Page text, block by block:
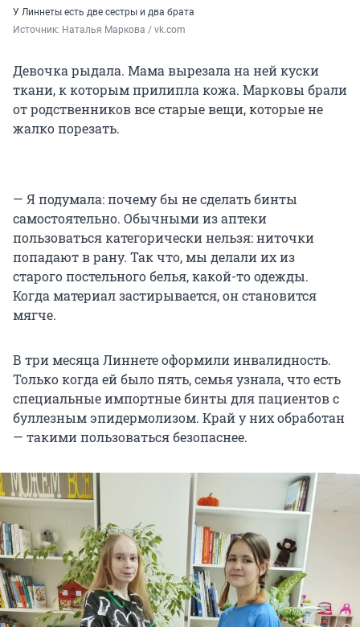
У Линнеты есть две сестры и два брата
Источник: Наталья Маркова / vk.com
Девочка рыдала. Мама вырезала на ней куски
ткани, к которым прилипла кожа. Марковы брали
от родственников все старые вещи, которые не
жалко порезать.
— Я подумала: почему бы не сделать бинты
самостоятельно. Обычными из аптеки
пользоваться категорически нельзя: ниточки
попадают в рану. Так что, мы делали их из
старого постельного белья, какой-то одежды.
Когда материал застирывается, он становится
мягче.
В три месяца Линнете оформили инвалидность.
Только когда ей было пять, семья узнала, что есть
специальные импортные бинты для пациентов с
буллезным эпидермолизом. Край у них обработан
— такими пользоваться безопаснее.